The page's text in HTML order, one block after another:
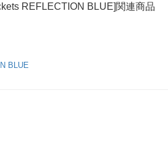
REFLECTION BLUE]関連商品
BLUE